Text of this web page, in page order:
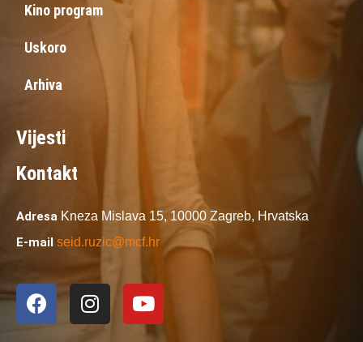
Kino program
Uskoro
Arhiva
Vijesti
Kontakt
Adresa Kneza Mislava 15, 10000 Zagreb, Hrvatska
E-mail seid.ruzic@mcf.hr